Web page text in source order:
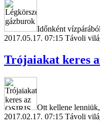
Időnként
2017.05.17. 07:15 Távoli
Trójaiakat keres
Ott kellene
2017.02.17. 07:15 Távoli